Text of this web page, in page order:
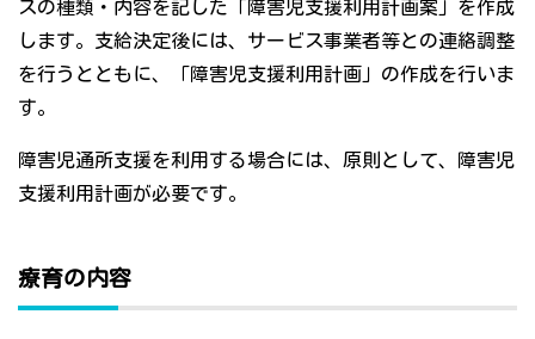
スの種類・内容を記した「障害児支援利用計画案」を作成
します。支給決定後には、サービス事業者等との連絡調整
を行うとともに、「障害児支援利用計画」の作成を行いま
す。
障害児通所支援を利用する場合には、原則として、障害児
支援利用計画が必要です。
療育の内容